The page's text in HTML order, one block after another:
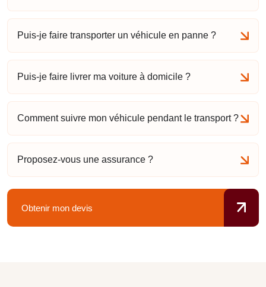
Puis-je faire transporter un véhicule en panne ?
Puis-je faire livrer ma voiture à domicile ?
Comment suivre mon véhicule pendant le transport ?
Proposez-vous une assurance ?
Obtenir mon devis